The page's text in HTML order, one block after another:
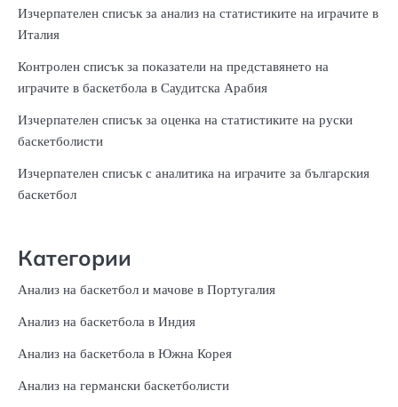
Изчерпателен списък за анализ на статистиките на играчите в
Италия
Контролен списък за показатели на представянето на
играчите в баскетбола в Саудитска Арабия
Изчерпателен списък за оценка на статистиките на руски
баскетболисти
Изчерпателен списък с аналитика на играчите за българския
баскетбол
Категории
Анализ на баскетбол и мачове в Португалия
Анализ на баскетбола в Индия
Анализ на баскетбола в Южна Корея
Анализ на германски баскетболисти